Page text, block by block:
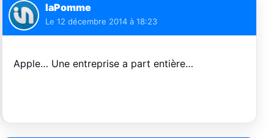
laPomme
Le 12 décembre 2014 à 18:23
Apple… Une entreprise a part entière…